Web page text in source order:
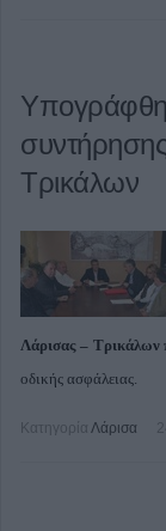
Τρικάλων
Λάρισας – Τρικάλων
οδικής ασφάλειας.
Κατηγορία Λάρισα